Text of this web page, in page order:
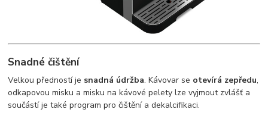
Snadné čištění
Velkou předností je snadná údržba. Kávovar se otevírá zepředu,
odkapovou misku a misku na kávové pelety lze vyjmout zvlášť a
součástí je také program pro čištění a dekalcifikaci.